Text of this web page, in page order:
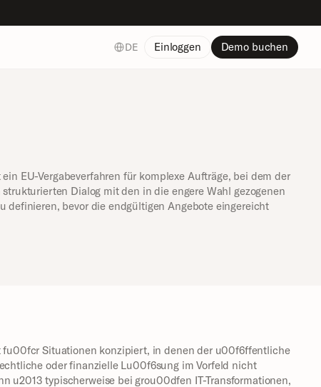
EU-Vergabeverfahren für komplexe Aufträge, bei dem der
Dialog mit den in die engere Wahl gezogenen
definieren, bevor die endgültigen Angebote eingereicht
fu00fcr Situationen konzipiert, in denen der u00f6ffentliche
oder finanzielle Lu00f6sung im Vorfeld nicht
u2013 typischerweise bei grou00dfen IT-Transformationen,
Select Language
DE Einloggen Demo buchen